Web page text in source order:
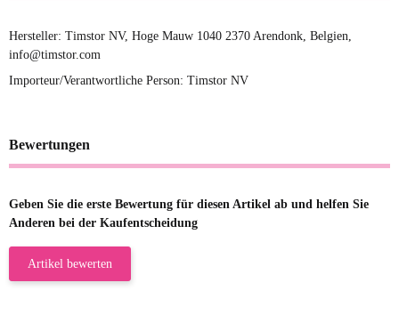
Hersteller: Timstor NV, Hoge Mauw 1040 2370 Arendonk, Belgien,
info@timstor.com
Importeur/Verantwortliche Person: Timstor NV
Bewertungen
Geben Sie die erste Bewertung für diesen Artikel ab und helfen Sie
Anderen bei der Kaufentscheidung
Artikel bewerten